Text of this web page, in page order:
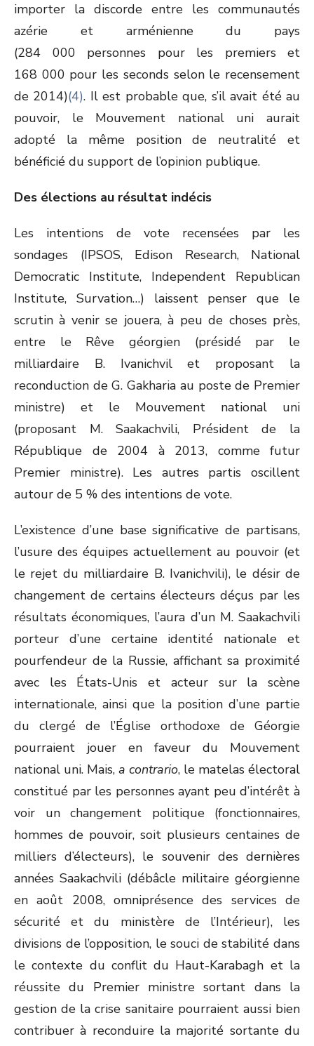
importer la discorde entre les communautés
azérie et arménienne du pays
(284 000 personnes pour les premiers et
168 000 pour les seconds selon le recensement
de 2014)(4). Il est probable que, s’il avait été au
pouvoir, le Mouvement national uni aurait
adopté la même position de neutralité et
bénéficié du support de l’opinion publique.
Des élections au résultat indécis
Les intentions de vote recensées par les
sondages (IPSOS, Edison Research, National
Democratic Institute, Independent Republican
Institute, Survation…) laissent penser que le
scrutin à venir se jouera, à peu de choses près,
entre le Rêve géorgien (présidé par le
milliardaire B. Ivanichvil et proposant la
reconduction de G. Gakharia au poste de Premier
ministre) et le Mouvement national uni
(proposant M. Saakachvili, Président de la
République de 2004 à 2013, comme futur
Premier ministre). Les autres partis oscillent
autour de 5 % des intentions de vote.
L’existence d’une base significative de partisans,
l’usure des équipes actuellement au pouvoir (et
le rejet du milliardaire B. Ivanichvili), le désir de
changement de certains électeurs déçus par les
résultats économiques, l’aura d’un M. Saakachvili
porteur d’une certaine identité nationale et
pourfendeur de la Russie, affichant sa proximité
avec les États-Unis et acteur sur la scène
internationale, ainsi que la position d’une partie
du clergé de l’Église orthodoxe de Géorgie
pourraient jouer en faveur du Mouvement
national uni. Mais, a contrario, le matelas électoral
constitué par les personnes ayant peu d’intérêt à
voir un changement politique (fonctionnaires,
hommes de pouvoir, soit plusieurs centaines de
milliers d’électeurs), le souvenir des dernières
années Saakachvili (débâcle militaire géorgienne
en août 2008, omniprésence des services de
sécurité et du ministère de l’Intérieur), les
divisions de l’opposition, le souci de stabilité dans
le contexte du conflit du Haut-Karabagh et la
réussite du Premier ministre sortant dans la
gestion de la crise sanitaire pourraient aussi bien
contribuer à reconduire la majorité sortante du